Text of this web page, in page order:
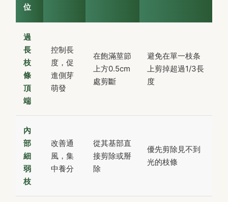
位
過
長
枝
條
頂
端
控制長
度，促
進側芽
萌發
在飽滿莖節
上方0.5cm
處剪斷
避免在單一枝条
上剪掉超過1/3長
度
內
部
細
弱
枝
改善通
風，集
中養分
從其基部直
接剪除或掰
除
優先剪除見不到
光的枝條